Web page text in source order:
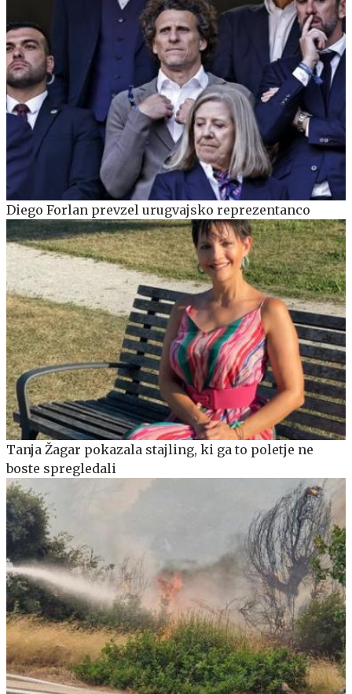
Diego Forlan prevzel urugvajsko reprezentanco
Tanja Žagar pokazala stajling, ki ga to poletje ne
boste spregledali